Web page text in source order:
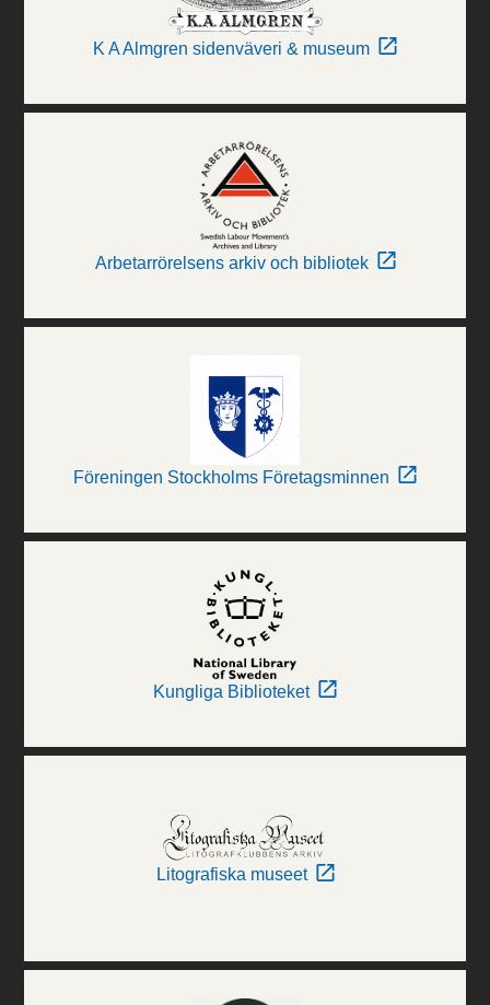
K A Almgren sidenväveri & museum
Arbetarrörelsens arkiv och bibliotek
Föreningen Stockholms Företagsminnen
Kungliga Biblioteket
Litografiska museet